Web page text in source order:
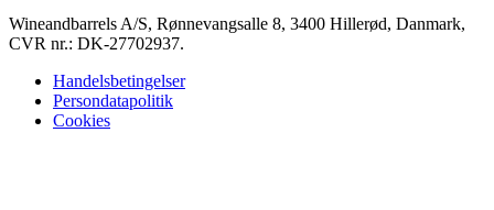
Wineandbarrels A/S, Rønnevangsalle 8, 3400 Hillerød, Danmark,
CVR nr.: DK-27702937.
Handelsbetingelser
Persondatapolitik
Cookies